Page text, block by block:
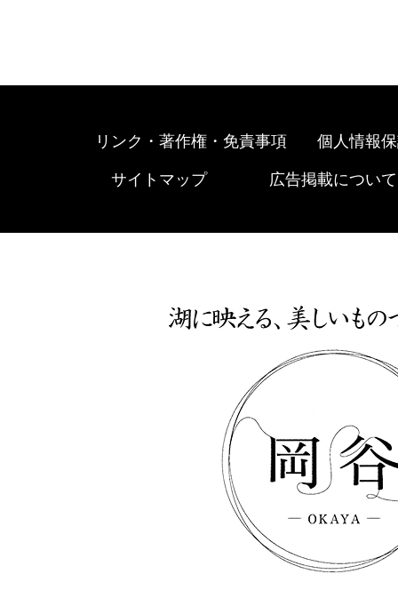
リンク・著作権・免責事項 個人情報
サイトマップ 広告掲載について